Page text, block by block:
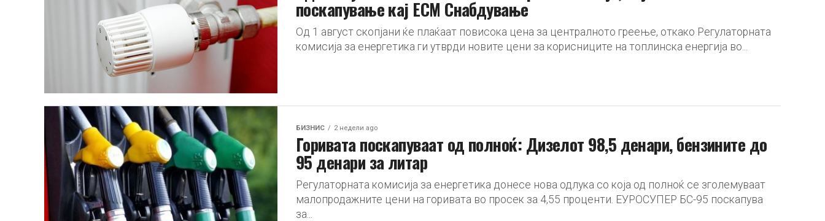
поскапување кај ЕСМ Снабдување
Од 1 август скопјани ќе плаќаат повисока цена за централното греење, откако Регулаторната
комисија за енергетика ги утврди новите цени за корисниците на топлинска енергија во...
БИЗНИС 2 недели ago
Горивата поскапуваат од полноќ: Дизелот 98,5 денари, бензините до
95 денари за литар
Регулаторната комисија за енергетика донесе нова одлука со која од полноќ се зголемуваат
малопродажните цени на горивата во просек за 4,55 проценти. ЕУРОСУПЕР БС-95 поскапува
за...